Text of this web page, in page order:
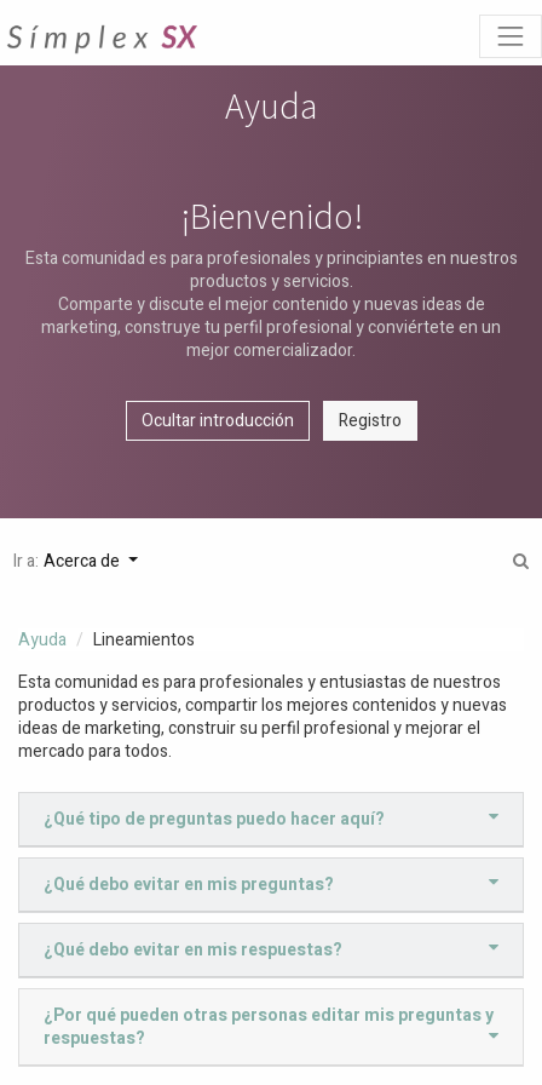
Ayuda
¡Bienvenido!
Esta comunidad es para profesionales y principiantes en nuestros
productos y servicios.
Comparte y discute el mejor contenido y nuevas ideas de
marketing, construye tu perfil profesional y conviértete en un
mejor comercializador.
Ocultar introducción Registro
Ir a: Acerca de
Ayuda
Lineamientos
Esta comunidad es para profesionales y entusiastas de nuestros
productos y servicios, compartir los mejores contenidos y nuevas
ideas de marketing, construir su perfil profesional y mejorar el
mercado para todos.
¿Qué tipo de preguntas puedo hacer aquí?
¿Qué debo evitar en mis preguntas?
¿Qué debo evitar en mis respuestas?
¿Por qué pueden otras personas editar mis preguntas y
respuestas?